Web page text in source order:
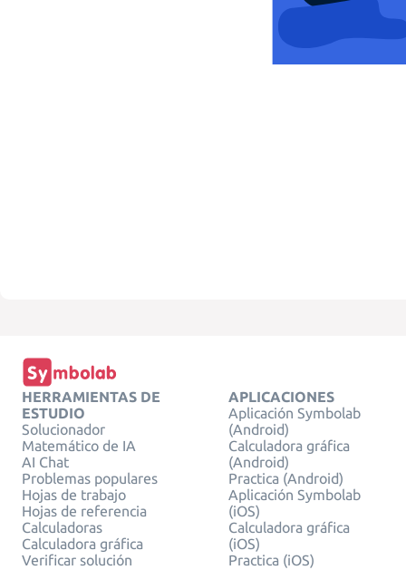
HERRAMIENTAS DE
ESTUDIO
Solucionador
Matemático de IA
AI Chat
Problemas populares
Hojas de trabajo
Hojas de referencia
Calculadoras
Calculadora gráfica
Verificar solución
APLICACIONES
Aplicación Symbolab
(Android)
Calculadora gráfica
(Android)
Practica (Android)
Aplicación Symbolab
(iOS)
Calculadora gráfica
(iOS)
Practica (iOS)